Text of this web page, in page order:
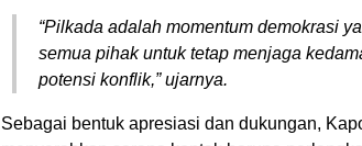
“Pilkada adalah momentum demokrasi
semua pihak untuk tetap menjaga
potensi konflik,” ujarnya.
Sebagai bentuk apresiasi dan dukungan,